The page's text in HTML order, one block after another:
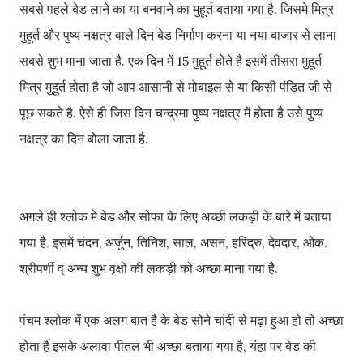
सबसे पहले बेड लाने का या बनवाने का मुहूर्त बताया गया है. जिसमे मित्र
मुहूर्त और पुष्य नक्षत्र वाले दिन बेड निर्माण करना या नया बाजार से लाना
सबसे शुभ माना जाता है. एक दिन में 15 मुहूर्त होते है इसमें तीसरा मुहूर्त
मित्र मुहूर्त होता है जो आप आसानी से मोबाइल से या किसी पंडित जी से
पूछ सकते है. ऐसे ही जिस दिन चन्द्रमा पुष्य नक्षत्र में होता है उसे पुष्य
नक्षत्र का दिन बोला जाता है.
अगले ही श्लोक में बेड और सोफा के लिए अच्छी लकड़ी के बारे में बताया
गया है. इसमें चंदन, अर्जुन, तिनिश, साल, असन, हरिद्रु, देवदार, ओक.
श्रीपर्णी व् अन्य शुभ वृक्षों की लकड़ी को अच्छा माना गया है.
पंचम श्लोक में एक अलग बात है के बेड सोने चांदी से मढ़ा हुआ हो तो अच्छा
होता है इसके अलावा पीतल भी अच्छा बताया गया है, यंहा पर बेड की